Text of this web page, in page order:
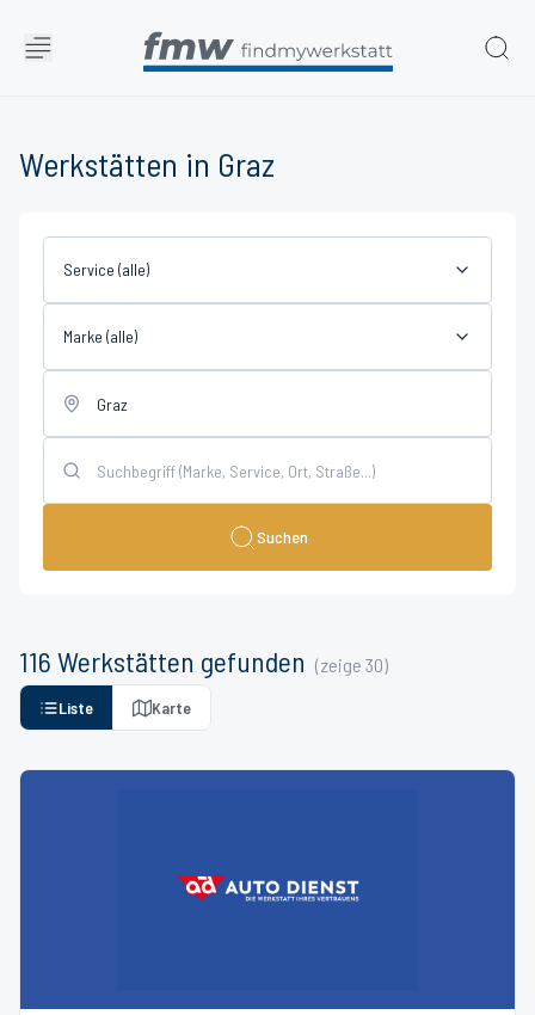
Werkstätten in Graz
Service (alle)
Marke (alle)
Suchen
116 Werkstätten gefunden (zeige 30)
Liste Karte